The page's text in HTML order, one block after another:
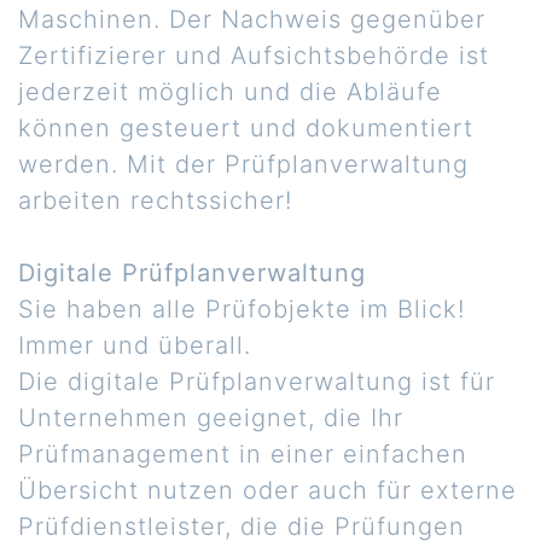
Maschinen. Der Nachweis gegenüber
Zertifizierer und Aufsichtsbehörde ist
jederzeit möglich und die Abläufe
können gesteuert und dokumentiert
werden. Mit der Prüfplanverwaltung
arbeiten rechtssicher!
Digitale Prüfplanverwaltung
Sie haben alle Prüfobjekte im Blick!
Immer und überall.
Die digitale Prüfplanverwaltung ist für
Unternehmen geeignet, die Ihr
Prüfmanagement in einer einfachen
Übersicht nutzen oder auch für externe
Prüfdienstleister, die die Prüfungen